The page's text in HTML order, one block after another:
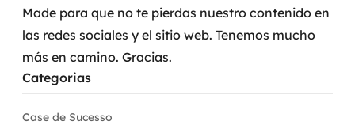
Made para que no te pierdas nuestro contenido en
las redes sociales y el sitio web. Tenemos mucho
más en camino. Gracias.
Categorias
Case de Sucesso